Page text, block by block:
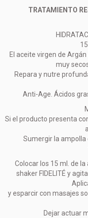
TRATAMIENTO
El aceite virgen de
muy
Repara y nutre
Anti-Age. Ácidos
Si el producto presenta
Sumergir la ampolla
Colocar los 15 ml. de
shaker FIDELITÉ y
y esparcir con masajes
Dejar actuar